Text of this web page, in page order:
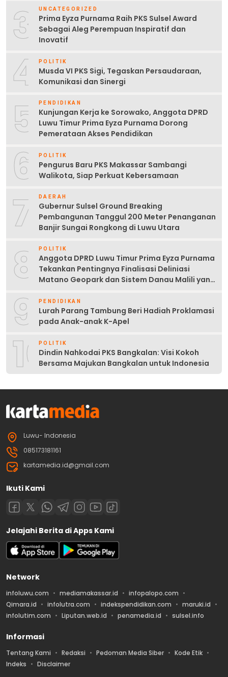
3 UNCATEGORIZED
Prima Eyza Purnama Raih PKS Sulsel Award
Sebagai Aleg Perempuan Inspiratif dan
Inovatif
4 POLITIK
Musda VI PKS Sigi, Tegaskan Persaudaraan,
Komunikasi dan Sinergi
5 PENDIDIKAN
Kunjungan Kerja ke Sorowako, Anggota DPRD
Luwu Timur Prima Eyza Purnama Dorong
Pemerataan Akses Pendidikan
6 POLITIK
Pengurus Baru PKS Makassar Sambangi
Walikota, Siap Perkuat Kebersamaan
7 DAERAH
Gubernur Sulsel Ground Breaking
Pembangunan Tanggul 200 Meter Penanganan
Banjir Sungai Rongkong di Luwu Utara
8 POLITIK
Anggota DPRD Luwu Timur Prima Eyza Purnama
Tekankan Pentingnya Finalisasi Deliniasi
Matano Geopark dan Sistem Danau Malili yang
9 PENDIDIKAN
Lurah Parang Tambung Beri Hadiah Proklamasi
pada Anak-anak K-Apel
10POLITIK
Dindin Nahkodai PKS Bangkalan: Visi Kokoh
Bersama Majukan Bangkalan untuk Indonesia
Luwu- Indonesia
085173181161
kartamedia.id@gmail.com
Ikuti Kami
Jelajahi Berita di Apps Kami
Network
infoluwu.com mediamakassar.id
infopalopo.com
Qimara.id
infolutra.com indekspendidikan.com
maruki.id
infolutim.com
Liputan.web.id penamedia.id sulsel.info
Informasi
Tentang Kami Redaksi Pedoman Media Siber
Kode Etik
Indeks
Disclaimer